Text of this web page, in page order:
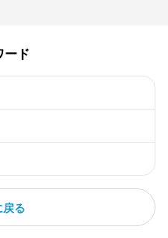
ード
戻る
ーケット